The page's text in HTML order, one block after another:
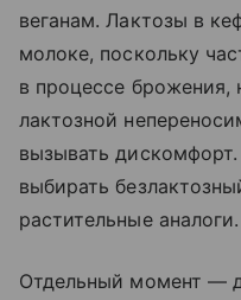
веганам. Лактозы в
молоке, поскольку
в процессе
лактозной
вызывать
выбирать
растительные аналоги.
Отдельный момент —